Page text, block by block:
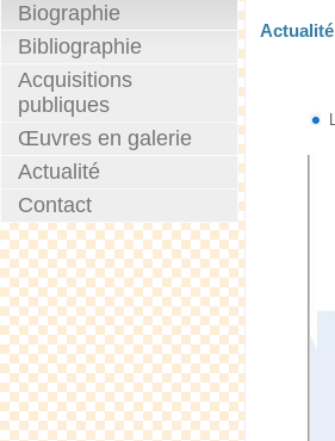
Biographie
Bibliographie
Acquisitions
publiques
Œuvres en galerie
Actualité
Contact
Actualité